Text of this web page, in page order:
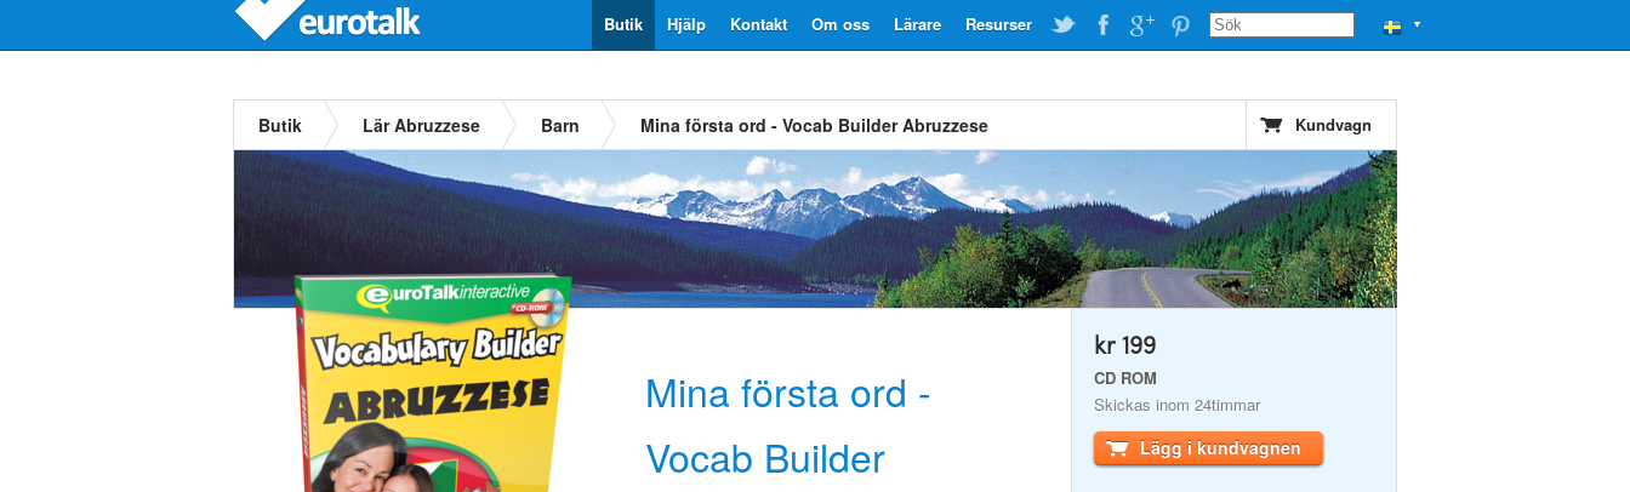
▼
Resurser
Lärare
Om oss
Kontakt
Hjälp
Butik
Butik Lär Abruzzese Barn Mina första ord - Vocab Builder Abruzzese Kundvagn
Mina första ord -
Vocab Builder
kr 199
CD ROM
Skickas inom 24timmar
Lägg i kundvagnen